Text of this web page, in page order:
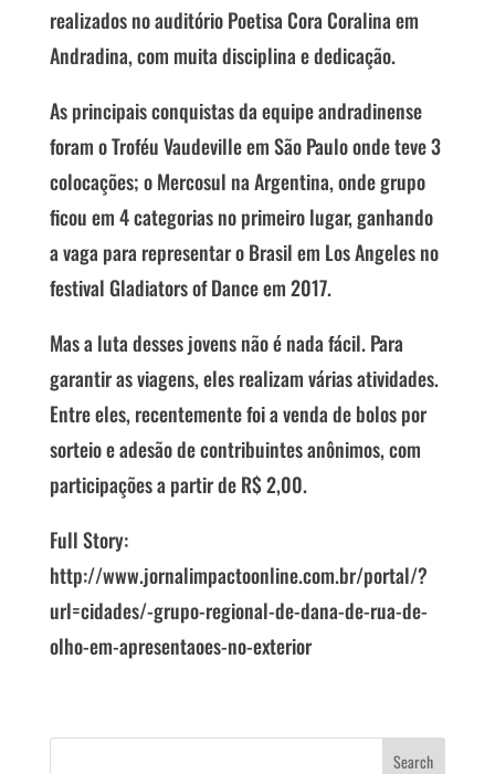
realizados no auditório Poetisa Cora Coralina em
Andradina, com muita disciplina e dedicação.
As principais conquistas da equipe andradinense
foram o Troféu Vaudeville em São Paulo onde teve 3
colocações; o Mercosul na Argentina, onde grupo
ficou em 4 categorias no primeiro lugar, ganhando
a vaga para representar o Brasil em Los Angeles no
festival Gladiators of Dance em 2017.
Mas a luta desses jovens não é nada fácil. Para
garantir as viagens, eles realizam várias atividades.
Entre eles, recentemente foi a venda de bolos por
sorteio e adesão de contribuintes anônimos, com
participações a partir de R$ 2,00.
Full Story:
http://www.jornalimpactoonline.com.br/portal/?
url=cidades/-grupo-regional-de-dana-de-rua-de-
olho-em-apresentaoes-no-exterior